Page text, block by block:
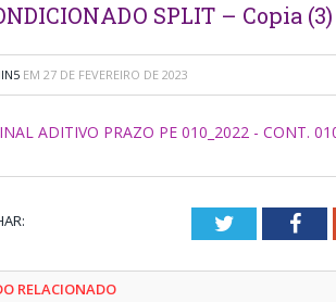
SPLIT – Copia (3)
EM 27 DE FEVEREIRO DE 2023
ADITIVO PRAZO PE 010_2022 - CONT.
Twitter
RELACIONADO